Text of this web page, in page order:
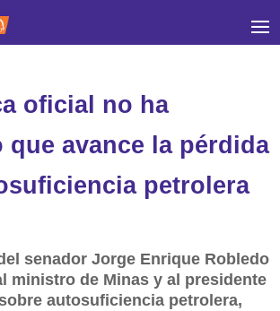
oficial no ha
que avance la pérdida
petrolera
senador Jorge Enrique Robledo
ministro de Minas y al presidente
autosuficiencia petrolera,